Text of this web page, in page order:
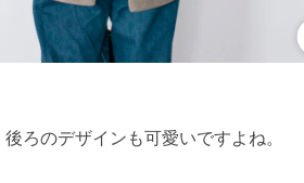
ろのデザインも可愛いですよね。